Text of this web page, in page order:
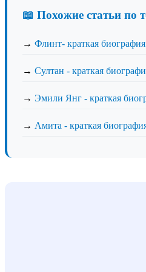
📖 Похожие статьи по
→ Флинт- краткая биография
→ Султан - краткая
→ Эмили Янг - краткая
→ Амита - краткая